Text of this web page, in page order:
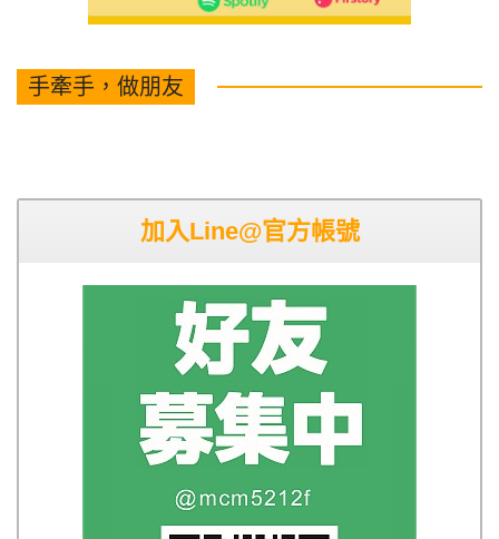
手牽手，做朋友
加入Line@官方帳號